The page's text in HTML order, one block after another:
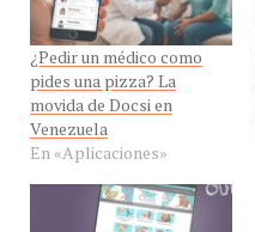
¿Pedir un médico como
pides una pizza? La
movida de Docsi en
Venezuela
En «Aplicaciones»